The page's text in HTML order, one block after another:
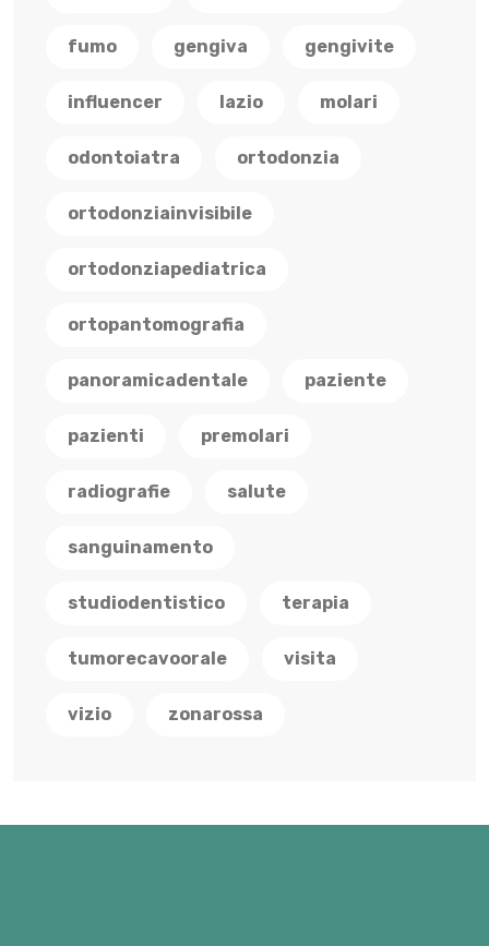
fumo gengiva gengivite
influencer lazio molari
odontoiatra ortodonzia
ortodonziainvisibile
ortodonziapediatrica
ortopantomografia
panoramicadentale paziente
pazienti premolari
radiografie salute
sanguinamento
studiodentistico terapia
tumorecavoorale visita
vizio zonarossa